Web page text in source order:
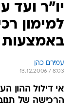
יו"ר ועד
למימון
באמצעות
עמירם כהן
13.12.2006 / 8:03
אי דילול ההון
הרכישה של